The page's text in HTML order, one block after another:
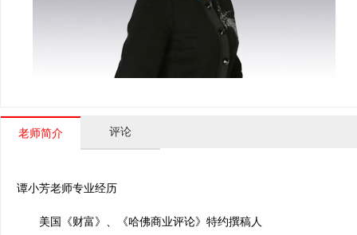
老师简介 评论
谭小芳老师专业经历
美国《财富》、《哈佛商业评论》特约撰稿人